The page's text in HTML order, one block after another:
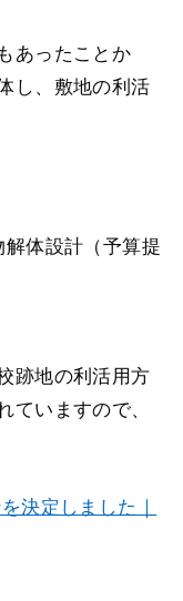
あったことか
し、敷地の利活
体設計（予算提
跡地の利活用方
いますので、
決定しました｜